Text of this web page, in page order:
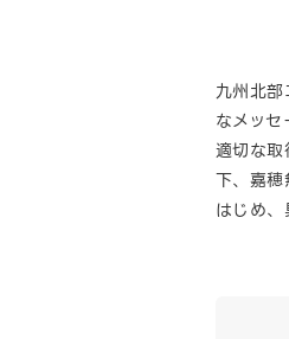
九州北
なメッ
適切な取
下、嘉穂
はじめ、